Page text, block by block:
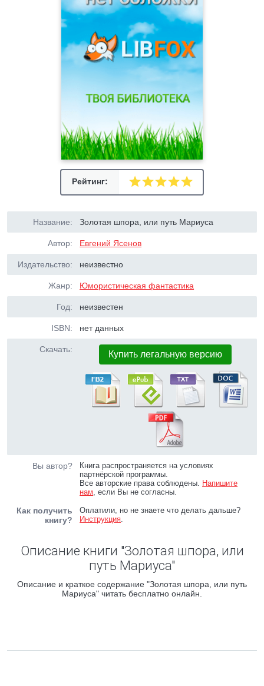
Рейтинг:
Название: Золотая шпора, или путь Мариуса
Автор: Евгений Ясенов
Издательство: неизвестно
Жанр: Юмористическая фантастика
Год: неизвестен
ISBN: нет данных
Скачать: Купить легальную версию
Вы автор?
Книга распространяется на условиях
партнёрской программы.
Все авторские права соблюдены. Напишите
нам, если Вы не согласны.
Как получить
книгу?
Оплатили, но не знаете что делать дальше?
Инструкция.
Описание книги "Золотая шпора, или
путь Мариуса"
Описание и краткое содержание "Золотая шпора, или путь
Мариуса" читать бесплатно онлайн.